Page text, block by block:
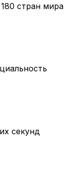
стран мира
секунд